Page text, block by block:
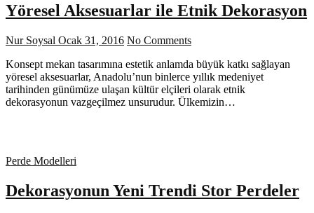
Yöresel Aksesuarlar ile Etnik Dekorasyon
Nur Soysal Ocak 31, 2016 No Comments
Konsept mekan tasarımına estetik anlamda büyük katkı sağlayan
yöresel aksesuarlar, Anadolu’nun binlerce yıllık medeniyet
tarihinden günümüze ulaşan kültür elçileri olarak etnik
dekorasyonun vazgeçilmez unsurudur. Ülkemizin…
Perde Modelleri
Dekorasyonun Yeni Trendi Stor Perdeler